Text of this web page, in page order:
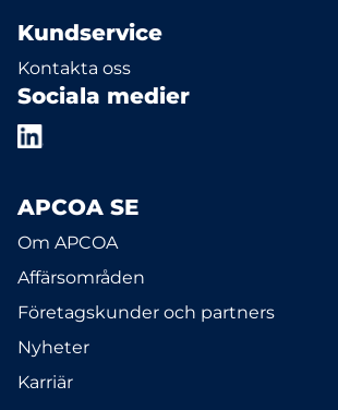
Kundservice
Kontakta oss
Sociala medier
APCOA SE
Om APCOA
Affärsområden
Företagskunder och partners
Nyheter
Karriär